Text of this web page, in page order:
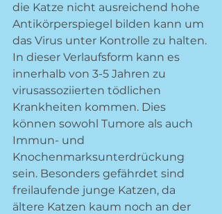
die Katze nicht ausreichend hohe
Antikörperspiegel bilden kann um
das Virus unter Kontrolle zu halten.
In dieser Verlaufsform kann es
innerhalb von 3-5 Jahren zu
virusassoziierten tödlichen
Krankheiten kommen. Dies
können sowohl Tumore als auch
Immun- und
Knochenmarksunterdrückung
sein. Besonders gefährdet sind
freilaufende junge Katzen, da
ältere Katzen kaum noch an der